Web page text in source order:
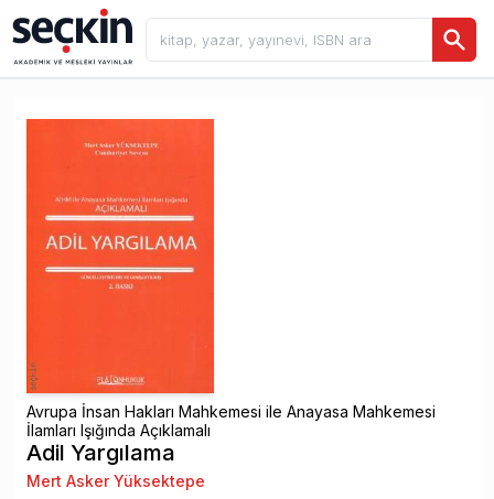
Avrupa İnsan Hakları Mahkemesi ile Anayasa Mahkemesi
İlamları Işığında Açıklamalı
Adil Yargılama
Mert Asker Yüksektepe